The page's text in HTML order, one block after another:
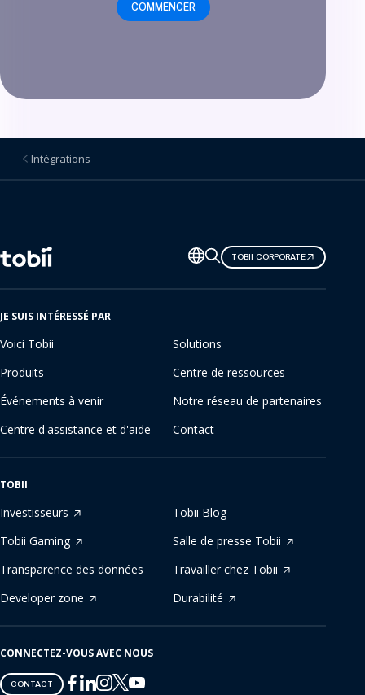
COMMENCER
Intégrations
Changer
de
langue
TOBII CORPORATE
JE SUIS INTÉRESSÉ PAR
Voici Tobii
Solutions
Produits
Centre de ressources
Événements à venir
Notre réseau de partenaires
Centre d'assistance et d'aide
Contact
TOBII
Investisseurs
Tobii Blog
Tobii Gaming
Salle de presse Tobii
Transparence des données
Travailler chez Tobii
Developer zone
Durabilité
CONNECTEZ-VOUS AVEC NOUS
CONTACT
Tobii
Tobii
Tobii
Tobii
Tobii